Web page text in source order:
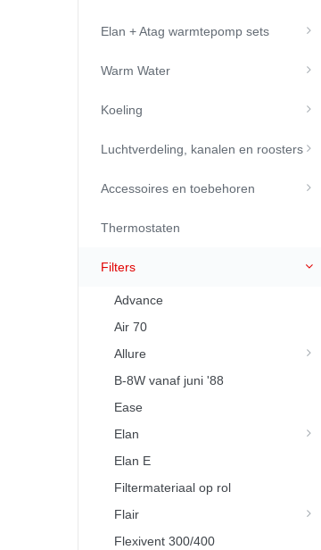
Elan + Atag warmtepomp sets
Warm Water
Koeling
Luchtverdeling, kanalen en roosters
Accessoires en toebehoren
Thermostaten
Filters
Advance
Air 70
Allure
B-8W vanaf juni '88
Ease
Elan
Elan E
Filtermateriaal op rol
Flair
Flexivent 300/400